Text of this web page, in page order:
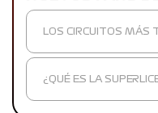
LOS CIRCUITOS MÁS
¿QUÉ ES LA